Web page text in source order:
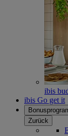
ibis
ibis Go get it
Zurück